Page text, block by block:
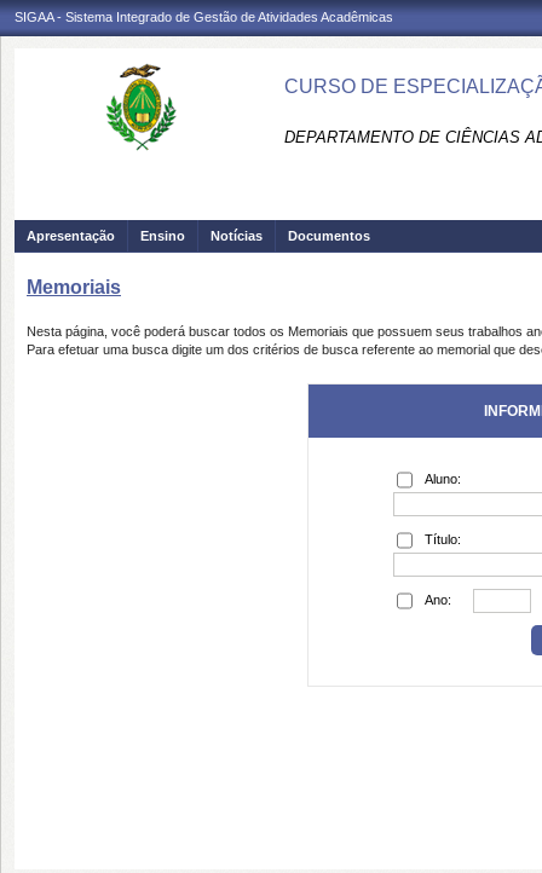
SIGAA - Sistema Integrado de Gestão de Atividades Acadêmicas
CURSO DE
DEPARTAMENTO DE CIÊNCIAS
Apresentação Ensino Notícias Documentos
Memoriais
Nesta página, você poderá buscar todos os Memoriais que possuem seus trabalhos
Para efetuar uma busca digite um dos critérios de busca referente ao memorial que
Aluno:
Título:
Ano: